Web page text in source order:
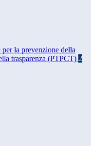
la prevenzione della
trasparenza (PTPCT) 2